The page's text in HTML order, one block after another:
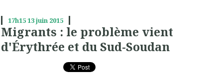
17h1513juin 2015
Migrants : le problème vient
d'Érythrée et du Sud-Soudan